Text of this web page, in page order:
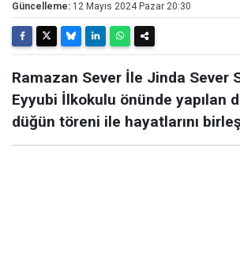
Güncelleme: 12 Mayıs 2024 Pazar 20:30
Ramazan Sever İle Jinda Sever
Eyyubi İlkokulu önünde yapılan
düğün töreni ile hayatlarını